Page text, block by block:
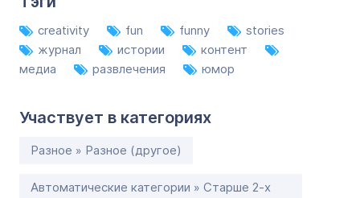
creativity fun funny
stories
журнал
истории
контент
медиа
развлечения юмор
Участвует в категориях
Разное » Разное (другое)
Автоматические категории » Старше 2-х